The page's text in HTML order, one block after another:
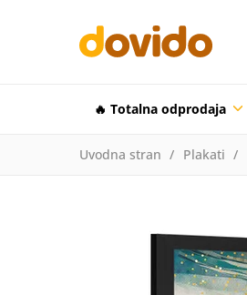
🔥 Totalna odprodaja
Uvodna stran Plakati